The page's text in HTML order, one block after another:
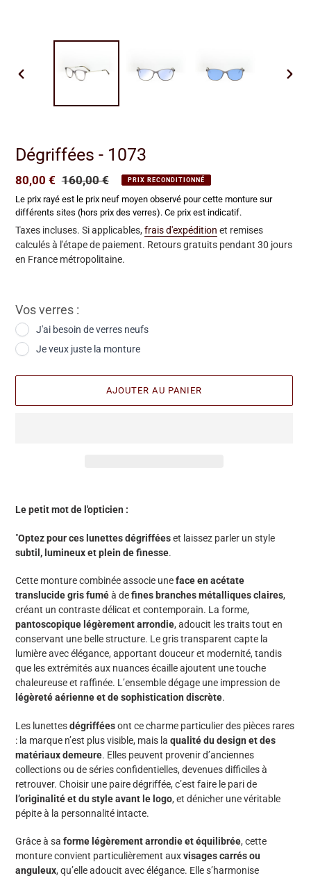
Dégriffées - 1073
Prix
réduit
80,00 € Prix
normal
160,00 € PRIX RECONDITIONNÉ
Le prix rayé est le prix neuf moyen observé pour cette monture sur
différents sites (hors prix des verres). Ce prix est indicatif.
Taxes incluses. Si applicables, frais d'expédition et remises
calculés à l'étape de paiement. Retours gratuits pendant 30 jours
en France métropolitaine.
Vos verres :
J'ai besoin de verres neufs
Je veux juste la monture
AJOUTER AU PANIER
paire
à
votre
panier
Le petit mot de l'opticien :
"Optez pour ces lunettes dégrifféeset laissez parler un style
subtil, lumineux et plein de finesse.
Cette monture combinée associe uneface en acétate
translucide gris fuméà defines branches métalliques claires,
créant un contraste délicat et contemporain. La forme,
pantoscopique légèrement arrondie, adoucit les traits tout en
conservant une belle structure. Le gris transparent capte la
lumière avec élégance, apportant douceur et modernité, tandis
que les extrémités aux nuances écaille ajoutent une touche
chaleureuse et raffinée. L’ensemble dégage une impression de
légèreté aérienne et de sophistication discrète.
Les lunettesdégrifféesont ce charme particulier des pièces rares
: la marque n’est plus visible, mais la qualité du design et des
matériaux demeure. Elles peuvent provenir d’anciennes
collections ou de séries confidentielles, devenues difficiles à
retrouver. Choisir une paire dégriffée, c’est faire le pari de
l’originalité et du style avant le logo, et dénicher une véritable
pépite à la personnalité intacte.
Grâce à sa forme légèrement arrondie et équilibrée, cette
monture convient particulièrement auxvisages carrés ou
anguleux, qu’elle adoucit avec élégance. Elle s’harmonise